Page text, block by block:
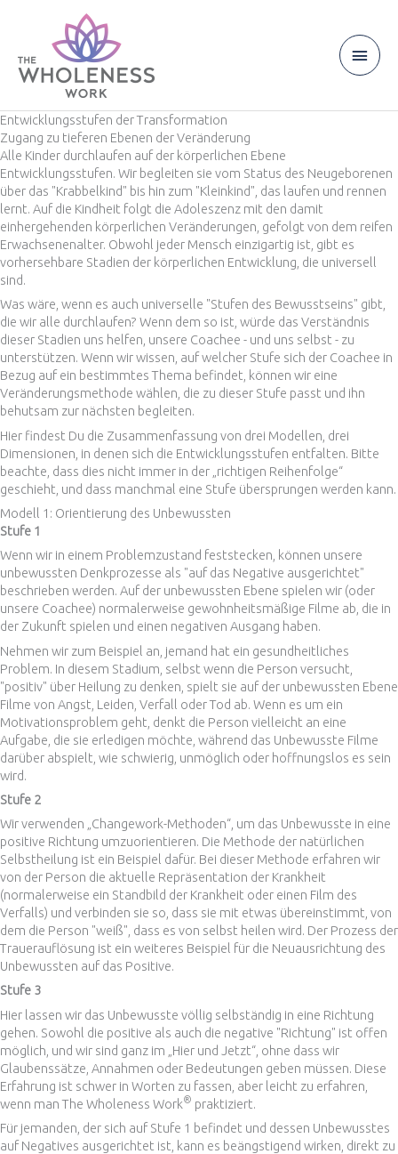
Entwicklungsstufen der Transformation
Zugang zu tieferen Ebenen der Veränderung
Alle Kinder durchlaufen auf der körperlichen Ebene
Entwicklungsstufen. Wir begleiten sie vom Status des Neugeborenen
über das "Krabbelkind" bis hin zum "Kleinkind", das laufen und rennen
lernt. Auf die Kindheit folgt die Adoleszenz mit den damit
einhergehenden körperlichen Veränderungen, gefolgt von dem reifen
Erwachsenenalter. Obwohl jeder Mensch einzigartig ist, gibt es
vorhersehbare Stadien der körperlichen Entwicklung, die universell
sind.
Was wäre, wenn es auch universelle "Stufen des Bewusstseins" gibt,
die wir alle durchlaufen? Wenn dem so ist, würde das Verständnis
dieser Stadien uns helfen, unsere Coachee - und uns selbst - zu
unterstützen. Wenn wir wissen, auf welcher Stufe sich der Coachee in
Bezug auf ein bestimmtes Thema befindet, können wir eine
Veränderungsmethode wählen, die zu dieser Stufe passt und ihn
behutsam zur nächsten begleiten.
Hier findest Du die Zusammenfassung von drei Modellen, drei
Dimensionen, in denen sich die Entwicklungsstufen entfalten. Bitte
beachte, dass dies nicht immer in der „richtigen Reihenfolge“
geschieht, und dass manchmal eine Stufe übersprungen werden kann.
Modell 1: Orientierung des Unbewussten
Stufe 1
Wenn wir in einem Problemzustand feststecken, können unsere
unbewussten Denkprozesse als "auf das Negative ausgerichtet"
beschrieben werden. Auf der unbewussten Ebene spielen wir (oder
unsere Coachee) normalerweise gewohnheitsmäßige Filme ab, die in
der Zukunft spielen und einen negativen Ausgang haben.
Nehmen wir zum Beispiel an, jemand hat ein gesundheitliches
Problem. In diesem Stadium, selbst wenn die Person versucht,
"positiv" über Heilung zu denken, spielt sie auf der unbewussten Ebene
Filme von Angst, Leiden, Verfall oder Tod ab. Wenn es um ein
Motivationsproblem geht, denkt die Person vielleicht an eine
Aufgabe, die sie erledigen möchte, während das Unbewusste Filme
darüber abspielt, wie schwierig, unmöglich oder hoffnungslos es sein
wird.
Stufe 2
Wir verwenden „Changework-Methoden“, um das Unbewusste in eine
positive Richtung umzuorientieren. Die Methode der natürlichen
Selbstheilung ist ein Beispiel dafür. Bei dieser Methode erfahren wir
von der Person die aktuelle Repräsentation der Krankheit
(normalerweise ein Standbild der Krankheit oder einen Film des
Verfalls) und verbinden sie so, dass sie mit etwas übereinstimmt, von
dem die Person "weiß", dass es von selbst heilen wird. Der Prozess der
Trauerauflösung ist ein weiteres Beispiel für die Neuausrichtung des
Unbewussten auf das Positive.
Stufe 3
Hier lassen wir das Unbewusste völlig selbständig in eine Richtung
gehen. Sowohl die positive als auch die negative "Richtung" ist offen
möglich, und wir sind ganz im „Hier und Jetzt“, ohne dass wir
Glaubenssätze, Annahmen oder Bedeutungen geben müssen. Diese
Erfahrung ist schwer in Worten zu fassen, aber leicht zu erfahren,
wenn man The Wholeness Work® praktiziert.
Für jemanden, der sich auf Stufe 1 befindet und dessen Unbewusstes
auf Negatives ausgerichtet ist, kann es beängstigend wirken, direkt zu